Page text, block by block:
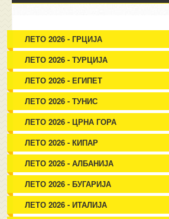
ЛЕТО 2026 - ГРЦИЈА
ЛЕТО 2026 - ТУРЦИЈА
ЛЕТО 2026 - ЕГИПЕТ
ЛЕТО 2026 - ТУНИС
ЛЕТО 2026 - ЦРНА ГОРА
ЛЕТО 2026 - КИПАР
ЛЕТО 2026 - АЛБАНИЈА
ЛЕТО 2026 - БУГАРИЈА
ЛЕТО 2026 - ИТАЛИЈА